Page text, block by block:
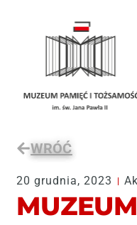
WRÓĆ
20 grudnia, 2023